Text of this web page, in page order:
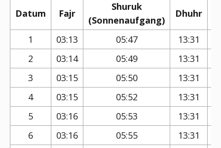
Datum Fajr
Shuruk
(Sonnenaufgang)
Dhuhr
1
03:13 05:47 13:31
2
03:14 05:49 13:31
3
03:15 05:50 13:31
4
03:15 05:52 13:31
5
03:16 05:53 13:31
6
03:16 05:55 13:31